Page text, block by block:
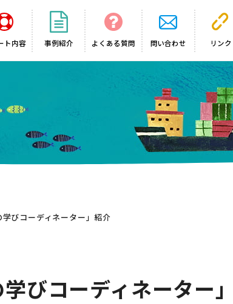
ト内容 事例紹介 よくある質問 問い合わせ リンク
学びコーディネーター」紹介
学びコーディネーター」